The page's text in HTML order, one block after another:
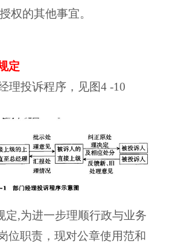
权的其他事宜。
定
理投诉程序，见图4 -10
,为进一步理顺行政与业务
位职责，现对公章使用范和